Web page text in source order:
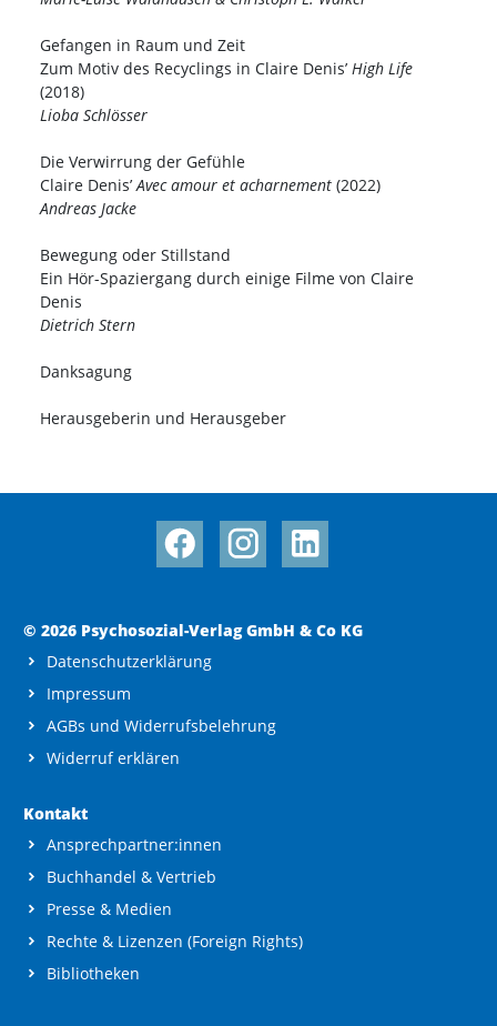
Gefangen in Raum und Zeit
Zum Motiv des Recyclings in Claire Denis’ High Life
(2018)
Lioba Schlösser
Die Verwirrung der Gefühle
Claire Denis’Avec amour et acharnement (2022)
Andreas Jacke
Bewegung oder Stillstand
Ein Hör-Spaziergang durch einige Filme von Claire
Denis
Dietrich Stern
Danksagung
Herausgeberin und Herausgeber
© 2026 Psychosozial-Verlag GmbH & Co KG
Datenschutzerklärung
Impressum
AGBs und Widerrufsbelehrung
Widerruf erklären
Kontakt
Ansprechpartner:innen
Buchhandel & Vertrieb
Presse & Medien
Rechte & Lizenzen (Foreign Rights)
Bibliotheken